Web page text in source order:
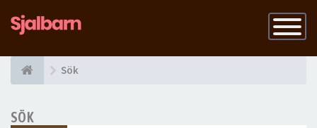
Slå
på
Sök
SÖK